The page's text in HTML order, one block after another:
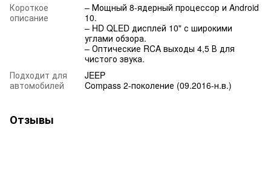
Короткое
описание
– Мощный 8-ядерный процессор и Android
10.
– HD QLED дисплей 10" с широкими
углами обзора.
– Оптические RCA выходы 4,5 В для
чистого звука.
Подходит для
автомобилей
JEEP
Compass 2-поколение (09.2016-н.в.)
Отзывы